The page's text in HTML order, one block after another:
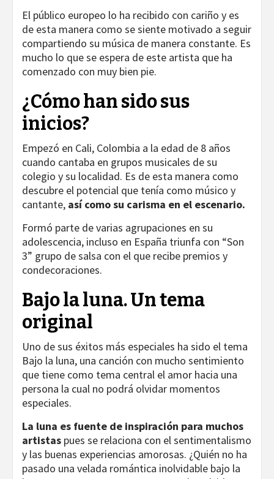
El público europeo lo ha recibido con cariño y es
de esta manera como se siente motivado a seguir
compartiendo su música de manera constante. Es
mucho lo que se espera de este artista que ha
comenzado con muy bien pie.
¿Cómo han sido sus
inicios?
Empezó en Cali, Colombia a la edad de 8 años
cuando cantaba en grupos musicales de su
colegio y su localidad. Es de esta manera como
descubre el potencial que tenía como músico y
cantante, así como su carisma en el escenario.
Formó parte de varias agrupaciones en su
adolescencia, incluso en España triunfa con “Son
3” grupo de salsa con el que recibe premios y
condecoraciones.
Bajo la luna. Un tema
original
Uno de sus éxitos más especiales ha sido el tema
Bajo la luna, una canción con mucho sentimiento
que tiene como tema central el amor hacia una
persona la cual no podrá olvidar momentos
especiales.
La luna es fuente de inspiración para muchos
artistas pues se relaciona con el sentimentalismo
y las buenas experiencias amorosas. ¿Quién no ha
pasado una velada romántica inolvidable bajo la